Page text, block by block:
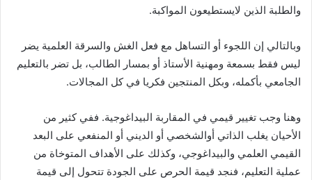
والطلبة الذين لايستطيعون المواكبة.
وبالتالي إن اللجوء أو التساهل مع فعل الغش والسرقة العلمية يضر
ليس فقط بسمعة ومهنية الأستاذ أو بمسار الطالب، بل تضر بالتعليم
الجامعي بأكمله، وبكل المنتجين فكريا في كل المجالات.
وهنا وجب تغيير قيمي في المقاربة البيداغوجية. ففي كثير من
الأحيان يغلب الذاتي أوالشخصي أو الديني أو المنفعي على البعد
القيمي العلمي والبيداغوجي، وكذلك على الأهداف المتوخاة من
عملية التعليم، فنجد قيمة الحرص على الجودة تتحول إلى قيمة